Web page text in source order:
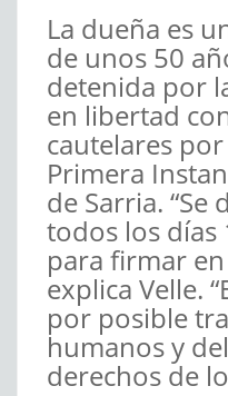
La dueña es
de unos 50
detenida por
en libertad
cautelares
Primera
de Sarria.
todos los días
para firmar
explica Velle.
por posible
humanos y
derechos de